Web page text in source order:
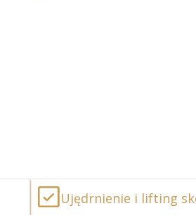
Ujędrnienie i lifting